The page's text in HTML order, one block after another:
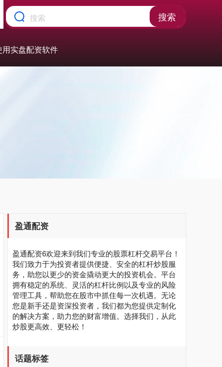
搜索
实盘配资软件
盈通配资
盈通配资6欢迎来到我们专业的股票杠杆交易平台！
我们致力于为投资者提供便捷、安全的杠杆炒股服
务，助您以更少的资金撬动更大的投资机会。平台
拥有稳定的系统、灵活的杠杆比例以及专业的风险
管理工具，帮助您在股市中抓住每一次机遇。无论
您是新手还是资深投资者，我们都为您提供定制化
的解决方案，助力您的财富增值。选择我们，从此
炒股更高效、更轻松！
话题标签